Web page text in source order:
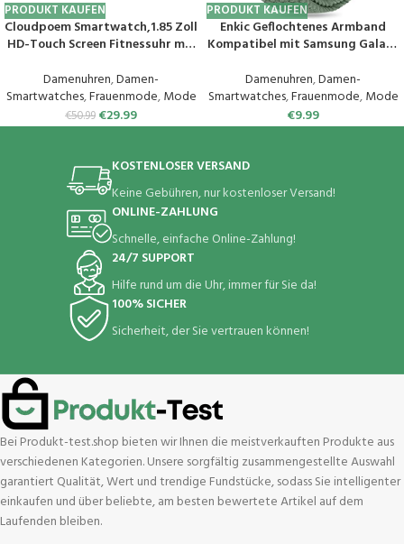
PRODUKT KAUFEN
Cloudpoem Smartwatch,1.85 Zoll
HD-Touch Screen Fitnessuhr mit
Überwachung Pulsuhr
Schlafmonitor Schrittzähler Uhr
100+ Trainingsmodi Sportuhr
für Damen Herren Android iOS
Damenuhren,Damen-
Smartwatches,Frauenmode,Mode
€50.99 €29.99
PRODUKT KAUFEN
Enkic Geflochtenes Armband
Kompatibel mit Samsung Galaxy
44mm/Galaxy Watch 5 Pro
45mm/Watch 6 Classic/Watch 4
Classic, Elastisch Uhrenarmband
Sport Loop Ersatzarmband für
Damenuhren,Damen-
Smartwatches,Frauenmode,Mode
€9.99
KOSTENLOSER VERSAND
Keine Gebühren, nur kostenloser Versand!
ONLINE-ZAHLUNG
Schnelle, einfache Online-Zahlung!
24/7 SUPPORT
Hilfe rund um die Uhr, immer für Sie da!
100% SICHER
Sicherheit, der Sie vertrauen können!
Bei Produkt-test.shop bieten wir Ihnen die meistverkauften Produkte aus
verschiedenen Kategorien. Unsere sorgfältig zusammengestellte Auswahl
garantiert Qualität, Wert und trendige Fundstücke, sodass Sie intelligenter
einkaufen und über beliebte, am besten bewertete Artikel auf dem
Laufenden bleiben.